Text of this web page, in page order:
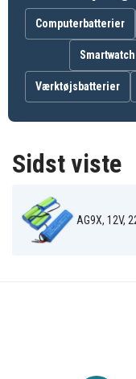
900272155
900272375
AG901
AG905
AG908W
AG925
AG933
Computerbatterier
Værktøjsbatterier
Sidst viste
AG9X, 12V,